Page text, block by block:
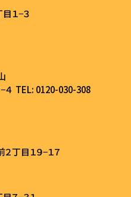
１−３
４ TEL: 0120-030-308
丁目１９−１７